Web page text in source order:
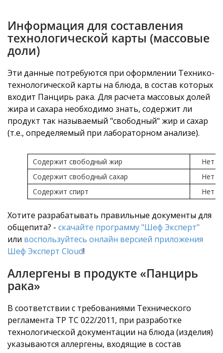
Информация для составления
технологической карты (массовые
доли)
Эти данные потребуются при оформлении Технико-
технологической карты на блюда, в состав которых
входит Панцирь рака. Для расчета массовых долей
жира и сахара необходимо знать, содержит ли
продукт так называемый "свободный" жир и сахар
(т.е., определяемый при лабораторном анализе).
Содержит свободный жир
Нет
Содержит свободный сахар
Нет
Содержит спирт
Нет
Хотите разрабатывать правильные документы для
общепита? - скачайте программу "Шеф Эксперт"
или воспользуйтесь онлайн версией приложения
Шеф Эксперт Cloud!
Аллергены в продукте «Панцирь
рака»
В соответствии с требованиями Технического
регламента ТР ТС 022/2011, при разработке
технологической документации на блюда (изделия)
указываются аллергены, входящие в состав